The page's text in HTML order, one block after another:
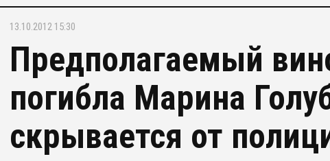
13.10.2012 15:30
Предполагаемый
погибла Марина
скрывается от